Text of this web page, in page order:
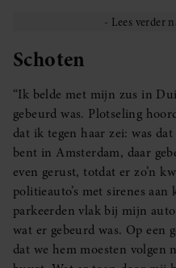
Schoten
“Ik belde met mijn zus in
gebeurd was. Plotseling
dat ik tegen haar zei: was dat
bent in Amsterdam, daar
even gerust, totdat er zo’n
politieauto’s met sirenes
parkeerden vlak bij mijn
wat er gebeurd was. Op een
dat we hem moesten volgen